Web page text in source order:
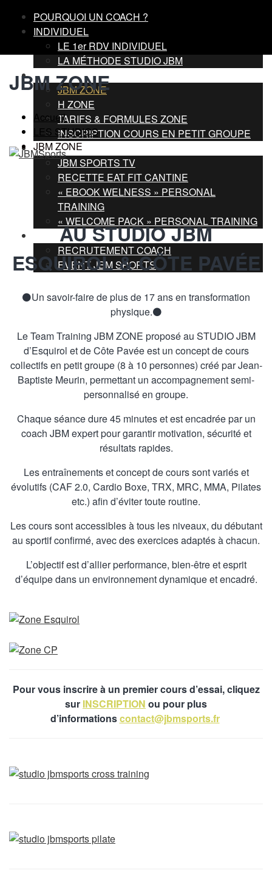
POURQUOI UN COACH ?
INDIVIDUEL
LE 1er RDV INDIVIDUEL
LA MÉTHODE STUDIO JBM
PETIT GROUPE
JBM ZONE
H ZONE
TARIFS & FORMULES ZONE
INSCRIPTION COURS EN PETIT GROUPE
ESPACE ADHERENT
JBM SPORTS TV
RECETTE EAT FIT CANTINE
« EBOOK WELNESS » PERSONAL
TRAINING
« WELCOME PACK » PERSONAL TRAINING
CONTACT
RECRUTEMENT COACH
EVENT JBM SPORTS
JBM ZONE
Accueil
LES STUDIOS
JBM ZONE
AU STUDIO JBM
ESQUIROL & CÔTE PAVÉE
⚫️Un savoir-faire de plus de 17 ans en transformation
physique.⚫️
Le Team Training JBM ZONE proposé au STUDIO JBM
d’Esquirol et de Côte Pavée est un concept de cours
collectifs en petit groupe (8 à 10 personnes) créé par Jean-
Baptiste Meurin, permettant un accompagnement semi-
personnalisé en groupe.
Chaque séance dure 45 minutes et est encadrée par un
coach JBM expert pour garantir motivation, sécurité et
résultats rapides.
Les entraînements et concept de cours sont variés et
évolutifs (CAF 2.0, Cardio Boxe, TRX, MRC, MMA, Pilates
etc.) afin d’éviter toute routine.
Les cours sont accessibles à tous les niveaux, du débutant
au sportif confirmé, avec des exercices adaptés à chacun.
L’objectif est d’allier performance, bien-être et esprit
d’équipe dans un environnement dynamique et encadré.
Pour vous inscrire à un premier cours d’essai, cliquez
sur INSCRIPTION ou pour plus
d’informationscontact@jbmsports.fr